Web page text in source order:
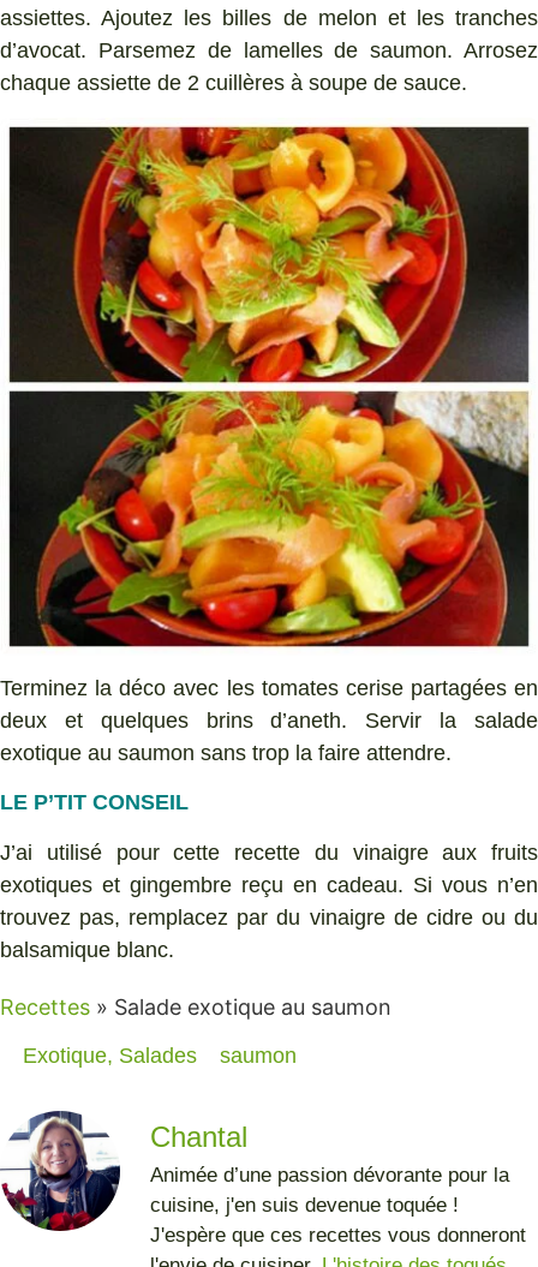
assiettes. Ajoutez les billes de melon et les tranches
d’avocat. Parsemez de lamelles de saumon. Arrosez
chaque assiette de 2 cuillères à soupe de sauce.
Terminez la déco avec les tomates cerise partagées en
deux et quelques brins d’aneth. Servir la salade
exotique au saumon sans trop la faire attendre.
LE P’TIT CONSEIL
J’ai utilisé pour cette recette du vinaigre aux fruits
exotiques et gingembre reçu en cadeau. Si vous n’en
trouvez pas, remplacez par du vinaigre de cidre ou du
balsamique blanc.
Recettes » Salade exotique au saumon
Exotique, Salades saumon
Chantal
Animée d’une passion dévorante pour la
cuisine, j'en suis devenue toquée !
J'espère que ces recettes vous donneront